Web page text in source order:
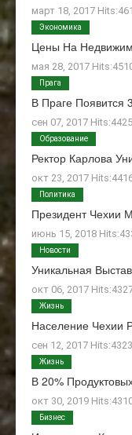
март 18, 2017
Цены На
мая 28, 2017
Экономика
В Праге
сен 07, 2017 Hits:4425
Прага
Ректор Карлова
окт 23, 2017
Образование
Президент Чехии
июнь 15, 2018
Политика
Уникальная
окт 06, 2017
Новости
Население Чехии
сен 12, 2017 Hits:4323
Жизнь
В 20%
окт 30, 2019
Жизнь
Бизнес